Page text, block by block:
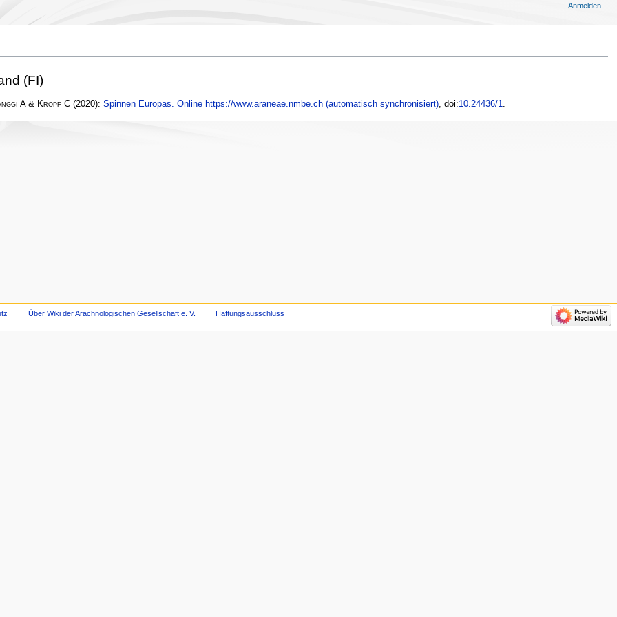
(FI)
A & Kropf C(2020): Spinnen Europas. Online https://www.araneae.nmbe.ch (automatisch synchronisiert), doi:10.24436/1.
Anmelden
Über Wiki der Arachnologischen Gesellschaft e. V. Haftungsausschluss